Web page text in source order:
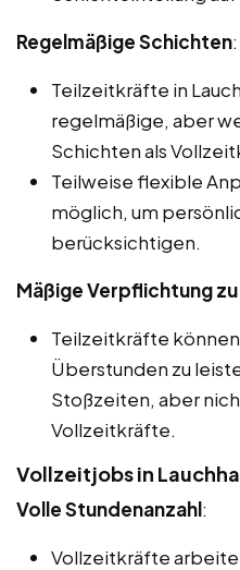
Regelmäßige Schichten:
Teilzeitkräfte in
regelmäßige, aber
Schichten als
Teilweise flexible
möglich, um
berücksichtigen.
Mäßige Verpflichtung
Teilzeitkräfte
Überstunden zu
Stoßzeiten, aber
Vollzeitkräfte.
Vollzeitjobs in
Volle Stundenanzahl:
Vollzeitkräfte